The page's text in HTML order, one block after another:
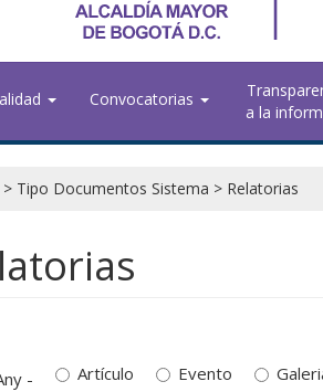
Convocatorias
a la
> Tipo Documentos Sistema > Relatorias
-
Artículo Evento